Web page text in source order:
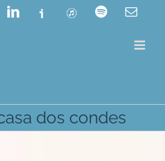
LinkedIn
Ivoox ITunes Spotify
dos condes